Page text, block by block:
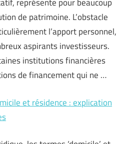
de patrimoine. L’obstacle
l’apport personnel,
aspirants investisseurs.
institutions financières
de financement qui ne …
et résidence : explication